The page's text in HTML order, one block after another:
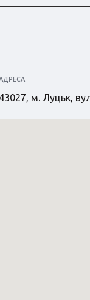
43027, м. Луцьк,